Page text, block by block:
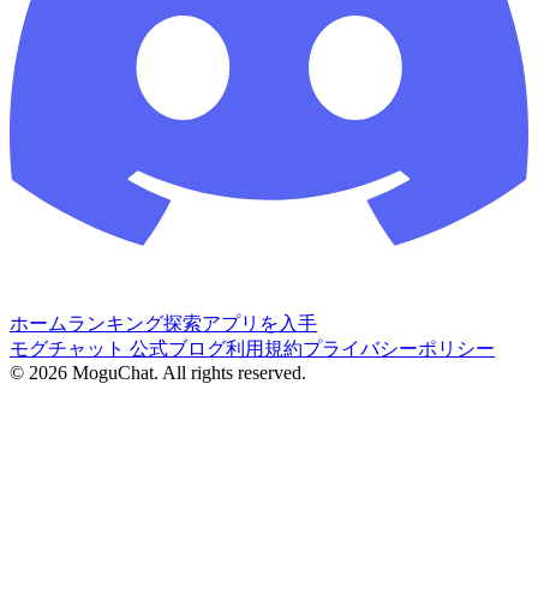
ホームランキング探索アプリを入手
モグチャット 公式ブログ利用規約プライバシーポリシー
© 2026 MoguChat. All rights reserved.